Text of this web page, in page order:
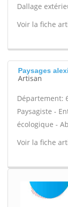
Dallage
Voir la fiche
Paysages
Artisan
Département:
Paysagiste -
écologique -
Voir la fiche